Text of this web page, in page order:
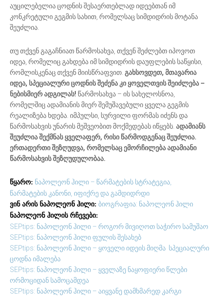
აუცილებელია ცოდნის შესაერთებლად იდეებთან იმ
კონკრეტული გეგმის სახით, რომელსაც სიმდიდრის მოტანა
შეუძლია.
თუ თქვენ გაგაჩნიათ წარმოსახვა, თქვენ შეძლებთ იპოვოთ
იდეა, რომელიც გახდება იმ სიმდიდრის დაუფლების საწყისი,
რომლისკენაც თქვენ მიისწრაფვით. გახსოვდეთ, მთავარია
იდეა, სპეციალური ცოდნის შეძენა კი ყოველთვის შეიძლება –
ნებისმიერ ადგილას! წარმოსახვა – ის სახელოსნოა,
რომელშიც ადამიანის მიერ შემუშავებული ყველა გეგმის
რეალიზება ხდება. იმპულსი, სურვილი ფორმას იძენს და
წარმოსახვის უნარის მეშვეობით მოქმედებას იწყებს. ადამიანს
შეუძლია შექმნას ყველაფერ, რისი წარმოდგენაც შეუძლია.
ერთადერთი შეზღუდვა, რომელსაც ემორჩილება ადამიანი
წარმოსახვის შეზღუდულობაა.
წყარო: ნაპოლეონ ჰილი – წარმატების სტრატეგია,
წარმატების კანონი, იფიქრე და გამდიდრდი
ვინ არის ნაპოლეონ ჰილი: ბიოგრაფია: ნაპოლეონ ჰილი
ნაპოლეონ ჰილის რჩევები:
SEPtips: ნაპოლეონ ჰილი – როგორ მივიღოთ საჭირო სამუშაო
SEPtips: ნაპოლეონ ჰილი ფულის შესახებ
SEPtips: ნაპოლეონ ჰილი – ყოველი იდეის მიღმა სპეციალური
ცოდნა იმალება
SEPtips: ნაპოლეონ ჰილი – ყველაზე ნაყოფიერი წლები
ორმოციდან სამოცამდეა
SEPtips: ნაპოლეონ ჰილი – აიყვანე დამხმარედ კარგი